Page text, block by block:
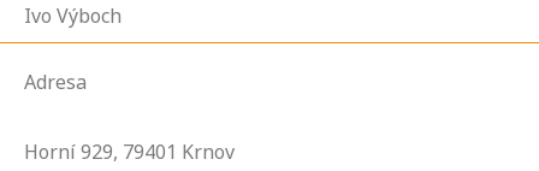
Ivo Výboch
Adresa
Horní929, 79401 Krnov